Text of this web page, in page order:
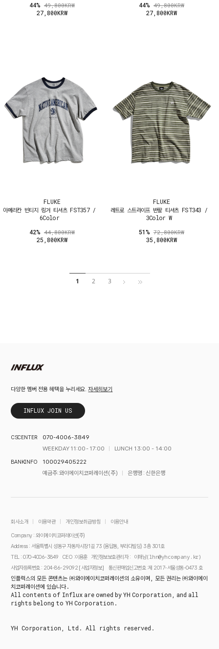
44% 49,800KRW
27,800KRW
44% 49,800KRW
27,800KRW
FLUKE
아메리칸 빈티지 링거 티셔츠 FST357 /
6Color
42% 44,800KRW
25,800KRW
FLUKE
레트로 스트라이프 반팔 티셔츠 FST343 /
3Color W
51% 72,800KRW
35,800KRW
1 2 3
다양한 멤버 전용 혜택을 누리세요.자세히보기
INFLUX JOIN US
CS CENTER
070-4006-3849
WEEKDAY 11:00 - 17:00
LUNCH 13:00 - 14:00
BANK INFO
100029405222
예금주 : 와이에이치코퍼레이션(주)
은행명 : 신한은행
회사소개 이용약관 개인정보취급방침 이용안내
Company : 와이에이치코퍼레이션(주)
Address : 서울특별시 성동구 자동차시장1길 73 (용답동, 부라다빌딩) 3층 301호
TEL : 070-4006-3849
CEO :이용훈 개인정보보호관리자 : 이해남(lhn@yhcompany.kr)
사업자등록번호 : 204-86-29092 [사업자정보] 통신판매업신고번호 :제 2017-서울성동-0473 호
인플럭스의 모든 콘텐츠는 ㈜와이에이치코퍼레이션의 소유이며, 모든 권리는 ㈜와이에이
치코퍼레이션에 있습니다.
All contents of Influx are owned by YH Corporation, and all
rights belong to YH Corporation.
YH Corporation, Ltd. All rights reserved.